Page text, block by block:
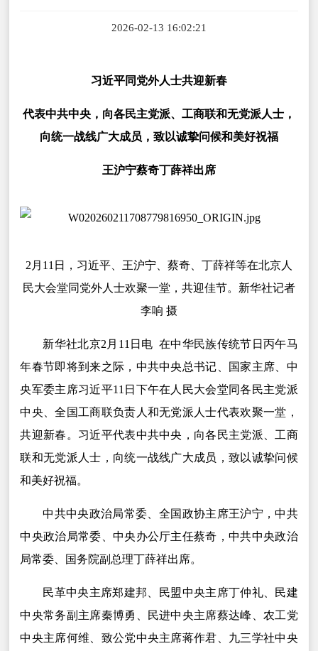
2026-02-13 16:02:21
习近平同党外人士共迎新春
代表中共中央，向各民主党派、工商联和无党派人士，
向统一战线广大成员，致以诚挚问候和美好祝福
王沪宁蔡奇丁薛祥出席
2月11日，习近平、王沪宁、蔡奇、丁薛祥等在北京人
民大会堂同党外人士欢聚一堂，共迎佳节。新华社记者
李响 摄
新华社北京2月11日电 在中华民族传统节日丙午马
年春节即将到来之际，中共中央总书记、国家主席、中
央军委主席习近平11日下午在人民大会堂同各民主党派
中央、全国工商联负责人和无党派人士代表欢聚一堂，
共迎新春。习近平代表中共中央，向各民主党派、工商
联和无党派人士，向统一战线广大成员，致以诚挚问候
和美好祝福。
中共中央政治局常委、全国政协主席王沪宁，中共
中央政治局常委、中央办公厅主任蔡奇，中共中央政治
局常委、国务院副总理丁薛祥出席。
民革中央主席郑建邦、民盟中央主席丁仲礼、民建
中央常务副主席秦博勇、民进中央主席蔡达峰、农工党
中央主席何维、致公党中央主席蒋作君、九三学社中央